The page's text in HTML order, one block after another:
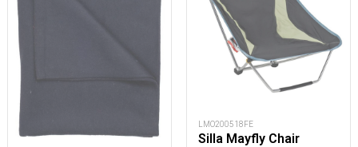
LMO200518FE
Silla Mayfly Chair